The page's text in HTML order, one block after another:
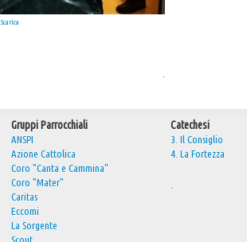
Scarica
Gruppi Parrocchiali
ANSPI
Azione Cattolica
Coro "Canta e Cammina"
Coro "Mater"
Caritas
Eccomi
La Sorgente
Scout
Catechesi
3. Il Consiglio
4. La Fortezza